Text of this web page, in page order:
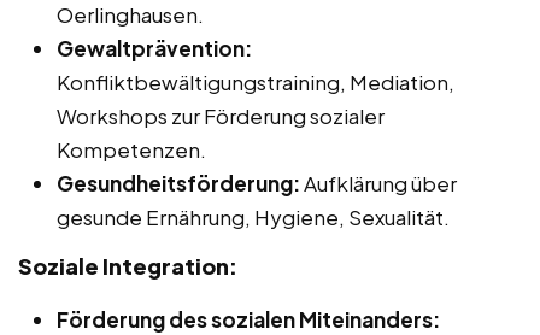
Oerlinghausen.
Gewaltprävention:
Konfliktbewältigungstraining, Mediation,
Workshops zur Förderung sozialer
Kompetenzen.
Gesundheitsförderung:Aufklärung über
gesunde Ernährung, Hygiene, Sexualität.
Soziale Integration:
Förderung des sozialen Miteinanders: